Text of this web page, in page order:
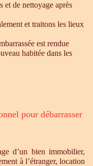
et de nettoyage après
et traitons les lieux
est rendue
habitée dans les
pour débarrasser
d’un bien immobilier,
à l’étranger, location